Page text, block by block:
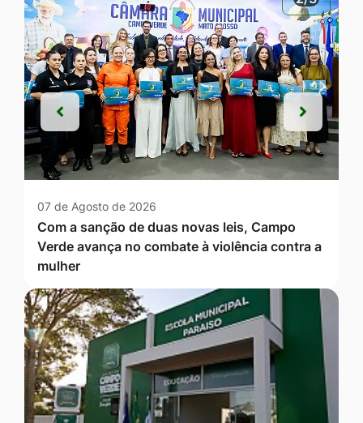
07 de Agosto de 2026
Com a sanção de duas novas leis, Campo
Verde avança no combate à violência contra a
mulher
Anterior
Anterior Próxima